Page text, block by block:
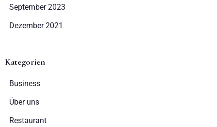
September 2023
Dezember 2021
Kategorien
Business
Über uns
Restaurant